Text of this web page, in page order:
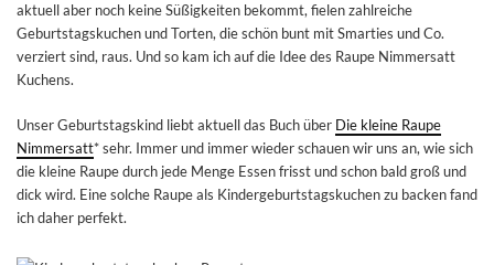
aktuell aber noch keine Süßigkeiten bekommt, fielen zahlreiche
Geburtstagskuchen und Torten, die schön bunt mit Smarties und Co.
verziert sind, raus. Und so kam ich auf die Idee des Raupe Nimmersatt
Kuchens.
Unser Geburtstagskind liebt aktuell das Buch über Die kleine Raupe
Nimmersatt* sehr. Immer und immer wieder schauen wir uns an, wie sich
die kleine Raupe durch jede Menge Essen frisst und schon bald groß und
dick wird. Eine solche Raupe als Kindergeburtstagskuchen zu backen fand
ich daher perfekt.